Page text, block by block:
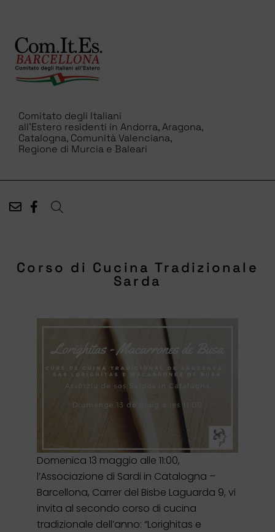
Comitato degli Italiani
all’Estero residenti in Andorra, Aragona,
Catalogna, Comunità Valenciana,
Regione di Murcia e Baleari
Corso di Cucina Tradizionale
Sarda
Domenica 13 maggio alle 11:00,
l’Associazione di Sardi in Catalogna –
Barcellona, ​​Carrer del Bisbe Laguarda 9, vi
invita al secondo corso di cucina
tradizionale dell’anno: “Lorighitas e